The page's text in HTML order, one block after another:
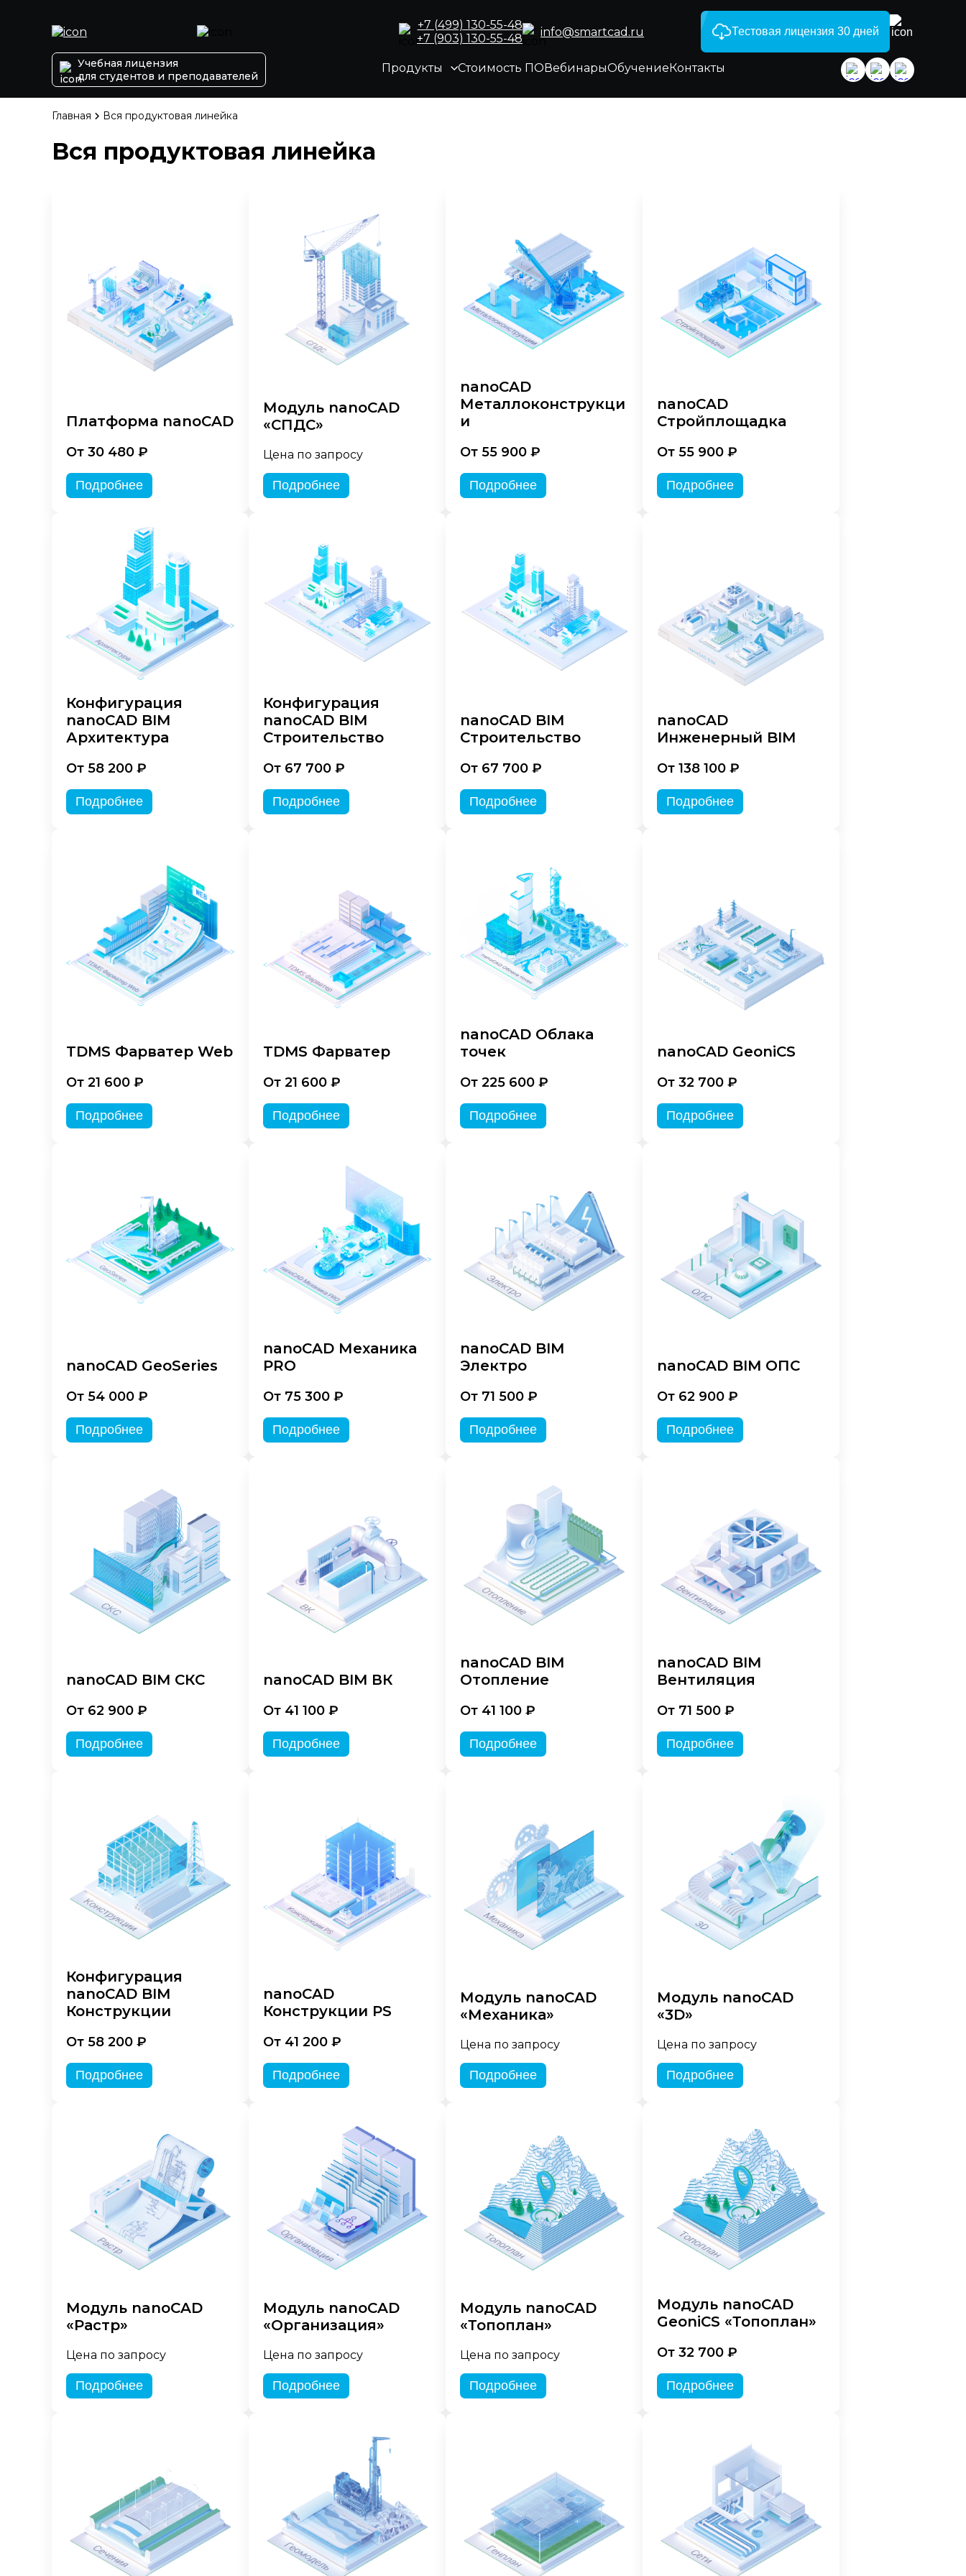
+7 (499) 130-55-48
+7 (903) 130-55-48
info@smartcad.ru Тестовая лицензия 30 дней
Учебная лицензия
для студентов и преподавателей
Продукты Стоимость ПОВебинарыОбучениеКонтакты
Главная Вся продуктовая линейка
Вся продуктовая линейка
Платформа nanoCAD
От 30 480 ₽
Подробнее
Модуль nanoCAD
«СПДС»
Цена по запросу
Подробнее
nanoCAD
Металлоконструкци
и
От 55 900 ₽
Подробнее
nanoCAD
Стройплощадка
От 55 900 ₽
Подробнее
Конфигурация
nanoCAD BIM
Архитектура
От 58 200 ₽
Подробнее
Конфигурация
nanoCAD BIM
Строительство
От 67 700 ₽
Подробнее
nanoCAD BIM
Строительство
От 67 700 ₽
Подробнее
nanoCAD
Инженерный BIM
От 138 100 ₽
Подробнее
TDMS Фарватер Web
От 21 600 ₽
Подробнее
TDMS Фарватер
От 21 600 ₽
Подробнее
nanoCAD Облака
точек
От 225 600 ₽
Подробнее
nanoCAD GeoniCS
От 32 700 ₽
Подробнее
nanoCAD GeoSeries
От 54 000 ₽
Подробнее
nanoCAD Механика
PRO
От 75 300 ₽
Подробнее
nanoCAD BIM
Электро
От 71 500 ₽
Подробнее
nanoCAD BIM ОПС
От 62 900 ₽
Подробнее
nanoCAD BIM СКС
От 62 900 ₽
Подробнее
nanoCAD BIM ВК
От 41 100 ₽
Подробнее
nanoCAD BIM
Отопление
От 41 100 ₽
Подробнее
nanoCAD BIM
Вентиляция
От 71 500 ₽
Подробнее
Конфигурация
nanoCAD BIM
Конструкции
От 58 200 ₽
Подробнее
nanoCAD
Конструкции PS
От 41 200 ₽
Подробнее
Модуль nanoCAD
«Механика»
Цена по запросу
Подробнее
Модуль nanoCAD
«3D»
Цена по запросу
Подробнее
Модуль nanoCAD
«Растр»
Цена по запросу
Подробнее
Модуль nanoCAD
«Организация»
Цена по запросу
Подробнее
Модуль nanoCAD
«Топоплан»
Цена по запросу
Подробнее
Модуль nanoCAD
GeoniCS «Топоплан»
От 32 700 ₽
Подробнее